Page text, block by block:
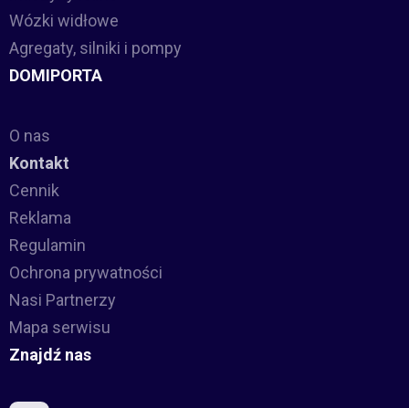
Wózki widłowe
Agregaty, silniki i pompy
DOMIPORTA
O nas
Kontakt
Cennik
Reklama
Regulamin
Ochrona prywatności
Nasi Partnerzy
Mapa serwisu
Znajdź nas